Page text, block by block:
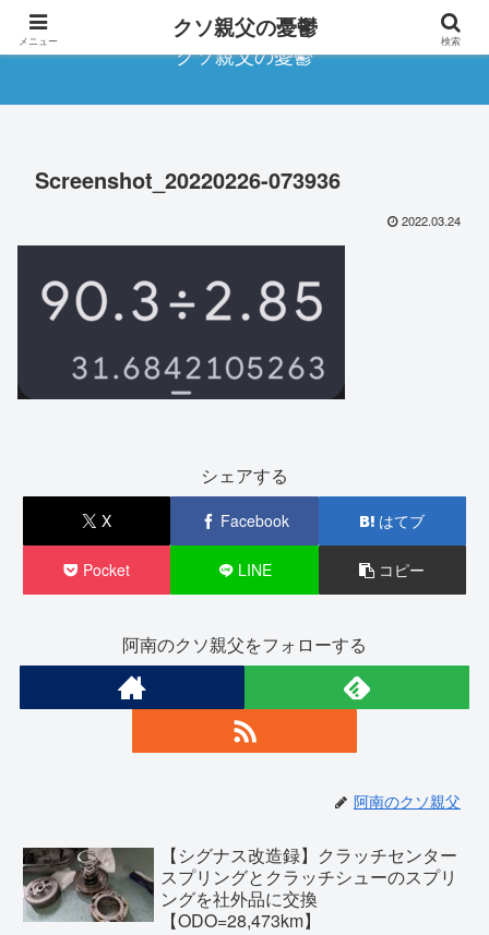
クソ親父の憂鬱
Screenshot_20220226-073936
2022.03.24
シェアする
X Facebook はてブ
Pocket LINE コピー
阿南のクソ親父をフォローする
阿南のクソ親父
【シグナス改造録】クラッチセンター
スプリングとクラッチシューのスプリ
ングを社外品に交換
【ODO=28,473km】
メニュー クソ親父の憂鬱 検索